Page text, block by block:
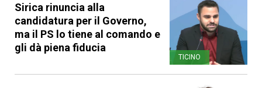
Sirica rinuncia alla
candidatura per il Governo,
ma il PS lo tiene al comando e
gli dà piena fiducia
TICINO